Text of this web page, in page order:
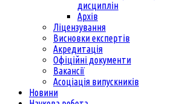
дисциплін
Архів
Ліцензування
Висновки експертів
Акредитація
Офіційні документи
Вакансії
Асоціація випускників
Новини